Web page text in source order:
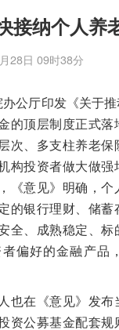
接纳个人养
28日 09时38分
厅印发《关于推
的顶层制度正式落
次、多支柱养老保
构投资者做大做强
《意见》明确，个
的银行理财、储蓄
全、成熟稳定、标
偏好的金融产品
在《意见》发布
资公募基金配套规